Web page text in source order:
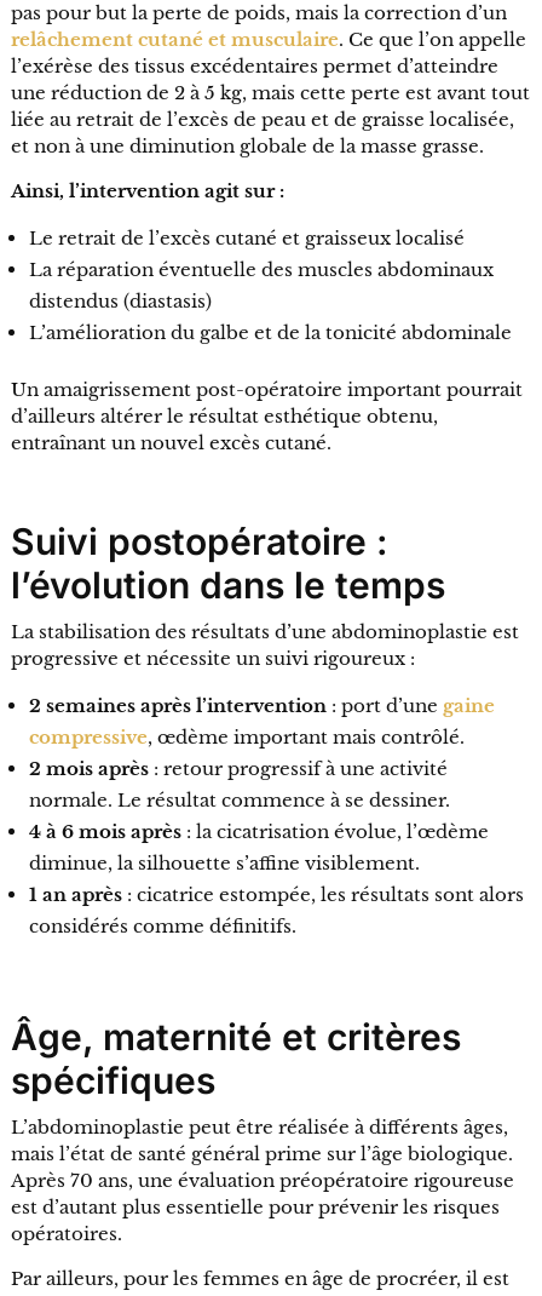
pas pour but la perte de poids, mais la correction d’un
relâchement cutané et musculaire. Ce que l’on appelle
l’exérèse des tissus excédentaires permet d’atteindre
une réduction de 2 à 5 kg, mais cette perte est avant tout
liée au retrait de l’excès de peau et de graisse localisée,
et non à une diminution globale de la masse grasse.
Ainsi, l’intervention agit sur :
Le retrait de l’excès cutané et graisseux localisé
La réparation éventuelle des muscles abdominaux
distendus (diastasis)
L’amélioration du galbe et de la tonicité abdominale
Un amaigrissement post-opératoire important pourrait
d’ailleurs altérer le résultat esthétique obtenu,
entraînant un nouvel excès cutané.
Suivi postopératoire :
l’évolution dans le temps
La stabilisation des résultats d’une abdominoplastie est
progressive et nécessite un suivi rigoureux :
2 semaines après l’intervention: port d’une gaine
compressive, œdème important mais contrôlé.
2 mois après: retour progressif à une activité
normale. Le résultat commence à se dessiner.
4 à 6 mois après: la cicatrisation évolue, l’œdème
diminue, la silhouette s’affine visiblement.
1 an après: cicatrice estompée, les résultats sont alors
considérés comme définitifs.
Âge, maternité et critères
spécifiques
L’abdominoplastie peut être réalisée à différents âges,
mais l’état de santé général prime sur l’âge biologique.
Après 70 ans, une évaluation préopératoire rigoureuse
est d’autant plus essentielle pour prévenir les risques
opératoires.
Par ailleurs, pour les femmes en âge de procréer, il est